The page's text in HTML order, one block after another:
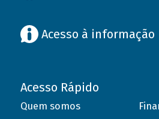
Acesso à informação
Acesso Rápido
Quem somos